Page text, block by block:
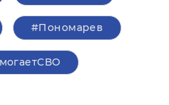
#Пономарев